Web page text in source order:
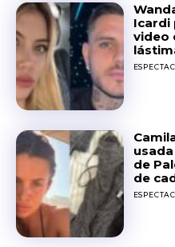
Icardi
video
de
de